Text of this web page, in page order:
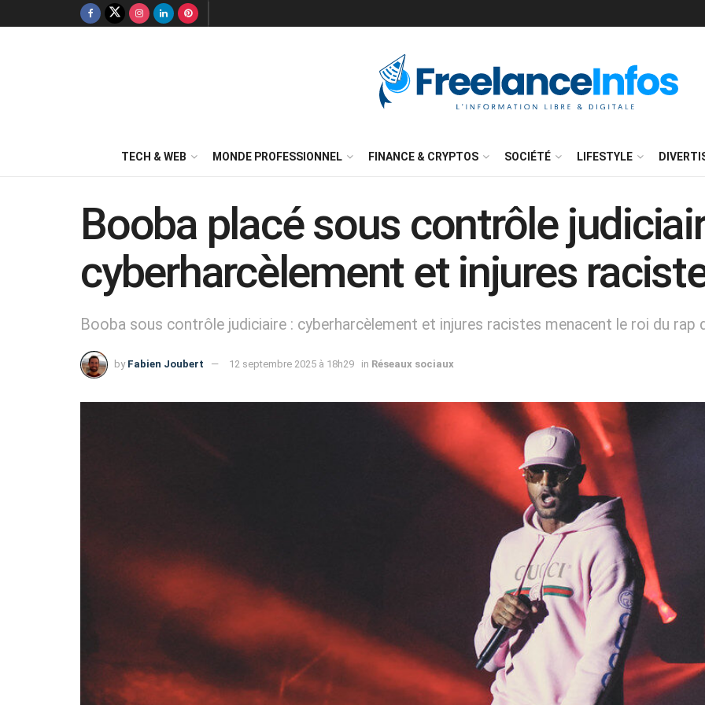
TECH & WEB MONDE PROFESSIONNEL FINANCE & CRYPTOS SOCIÉTÉ LIFESTYLE
Booba placé sous contrôle
cyberharcèlement et injures
Booba sous contrôle judiciaire : cyberharcèlement et injures racistes menacent le roi du rap
by Fabien Joubert 12 septembre 2025 à 18h29 in Réseaux sociaux